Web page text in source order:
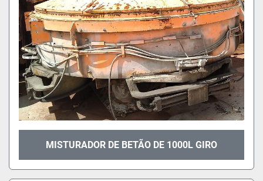
MISTURADOR DE BETÃO DE 1000L GIRO